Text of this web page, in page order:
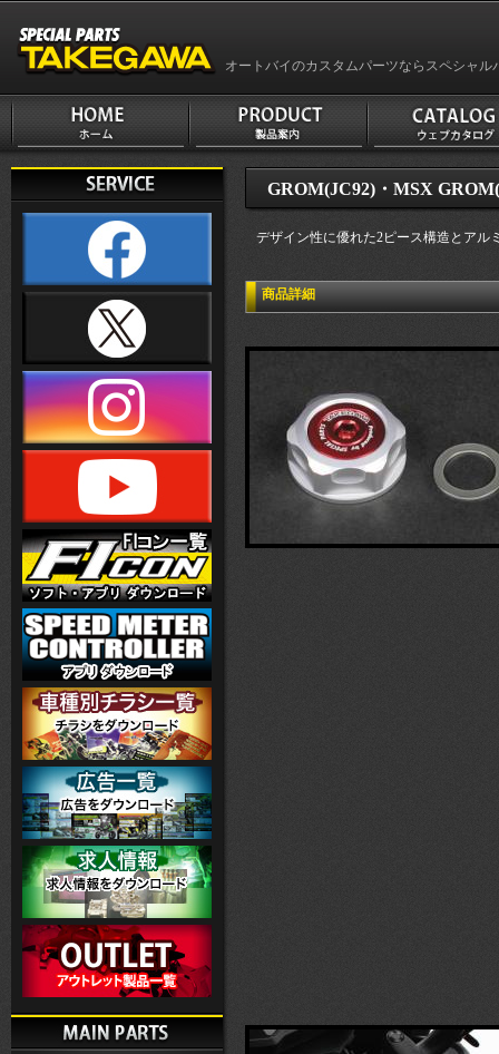
オートバイのカスタムパーツならスペシャル
GROM(JC92)・MSX
デザイン性に優れた2ピース構造とアル
商品詳細